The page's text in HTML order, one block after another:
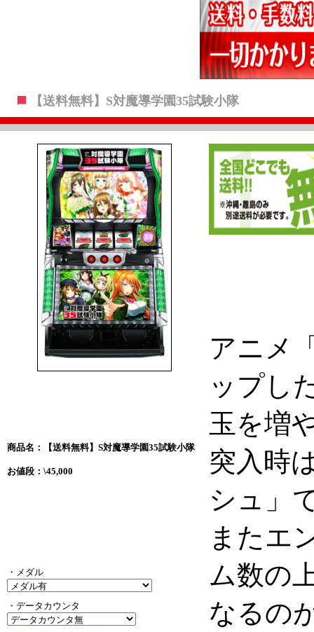
【送料無料】S対魔導学園35試験小隊
商品名：【送料無料】S対魔導学園35試験小隊
お値段：\45,000
・メダル
・データカウンタ
アニメ
ップし
玉を増
突入時
シュ」
またエ
ム数の
なるの